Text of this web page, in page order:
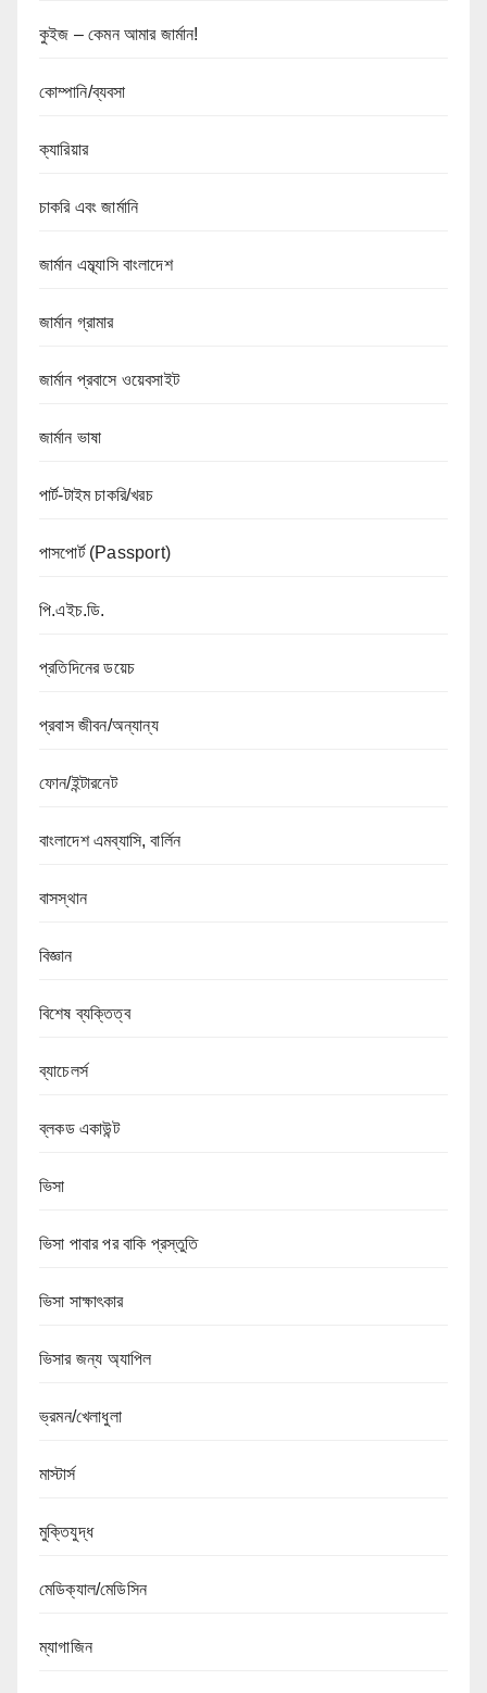
কুইজ – কেমন আমার জার্মান!
কোম্পানি/ব্যবসা
ক্যারিয়ার
চাকরি এবং জার্মানি
জার্মান এম্ব্যাসি বাংলাদেশ
জার্মান গ্রামার
জার্মান প্রবাসে ওয়েবসাইট
জার্মান ভাষা
পার্ট-টাইম চাকরি/খরচ
পাসপোর্ট (Passport)
পি.এইচ.ডি.
প্রতিদিনের ডয়েচ
প্রবাস জীবন/অন্যান্য
ফোন/ইন্টারনেট
বাংলাদেশ এমব্যাসি, বার্লিন
বাসস্থান
বিজ্ঞান
বিশেষ ব্যক্তিত্ব
ব্যাচেলর্স
ব্লকড একাউন্ট
ভিসা
ভিসা পাবার পর বাকি প্রস্তুতি
ভিসা সাক্ষাৎকার
ভিসার জন্য অ্যাপিল
ভ্রমন/খেলাধুলা
মাস্টার্স
মুক্তিযুদ্ধ
মেডিক্যাল/মেডিসিন
ম্যাগাজিন